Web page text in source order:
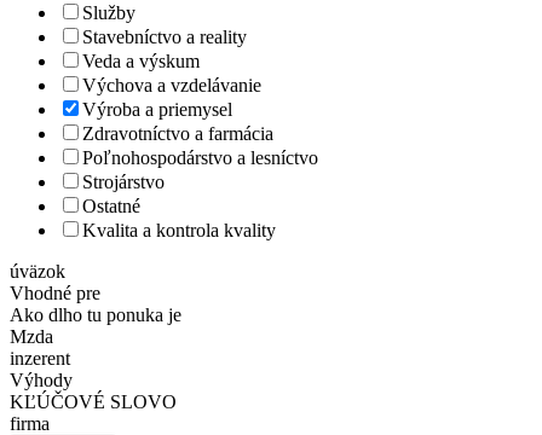
Služby
Stavebníctvo a reality
Veda a výskum
Výchova a vzdelávanie
Výroba a priemysel
Zdravotníctvo a farmácia
Poľnohospodárstvo a lesníctvo
Strojárstvo
Ostatné
Kvalita a kontrola kvality
úväzok
Vhodné pre
Ako dlho tu ponuka je
Mzda
inzerent
Výhody
KĽÚČOVÉ SLOVO
firma